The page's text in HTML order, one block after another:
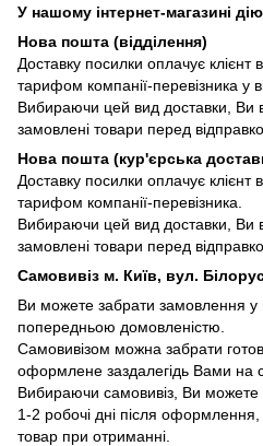
У нашому інтернет-магазині
Нова пошта (відділення)
Доставку посилки оплачує
тарифом компанії-перевізника у
Вибираючи цей вид доставки, Ви
замовлені товари перед
Нова пошта (кур'єрська
Доставку посилки оплачує
тарифом компанії-перевізника.
Вибираючи цей вид доставки, Ви
замовлені товари перед
Самовивіз м. Київ, вул.
Ви можете забрати замовлення у
попередньою домовленістю.
Самовивізом можна забрати
оформлене заздалегідь Вами на
Вибираючи самовивіз, Ви
1-2 робочі дні після
товар при отриманні.